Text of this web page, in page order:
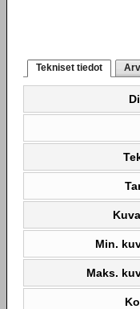
Tekniset tiedot
Min.
Maks.